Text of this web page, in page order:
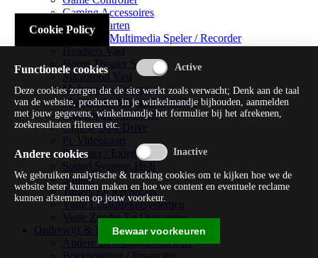
Gaming Accessoires
Geluidskaarten
Handheld Multimedia Speler / Recorder
Headsets Vast
Home Theater Systems
Microfoon Vast
Multimedia Consoles
Multimedia Mixer / Versterker
Multimedia Productie
Optical Disk Drive
Pc Videokaart
Repeater / Extender
Sound Systems Hi-fi
Splitter
Tuners En Recorders
Vaste Luidsprekersystemen
Vaste Zender En Ontvanger
Onderwijs & Recreatie
Andere Beveiligingssoftware
Cookie Policy
Functionele cookies
Deze cookies zorgen dat de site werkt zoals verwacht; Denk aan de taal
van de website, producten in je winkelmandje bijhouden, aanmelden
met jouw gegevens, winkelmandje het formulier bij het afrekenen,
zoekresultaten filteren etc.
Andere cookies
We gebruiken analytische & tracking cookies om te kijken hoe we de
website beter kunnen maken en hoe we content en eventuele reclame
kunnen afstemmen op jouw voorkeur.
Bewaar voorkeuren